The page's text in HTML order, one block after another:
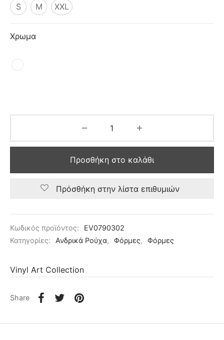
S M XXL
Χρωμα
Προσθήκη στο καλάθι
Πρόσθήκη στην λίστα επιθυμιών
Κωδικός προϊόντος:
EV0790302
Κατηγορίες:
Ανδρικά Ρούχα, Φόρμες, Φόρμες
Vinyl Art Collection
Share